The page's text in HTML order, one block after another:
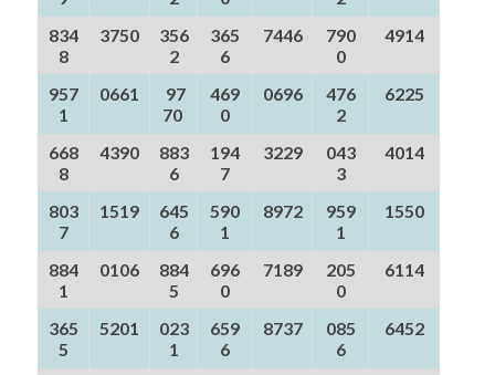
834
8
3750
356
2
365
6
7446
790
0
4914
957
1
0661
97
70
469
0
0696
476
2
6225
668
8
4390
883
6
194
7
3229
043
3
4014
803
7
1519
645
6
590
1
8972
959
1
1550
884
1
0106
884
5
696
0
7189
205
0
6114
365
5
5201
023
1
659
6
8737
085
6
6452